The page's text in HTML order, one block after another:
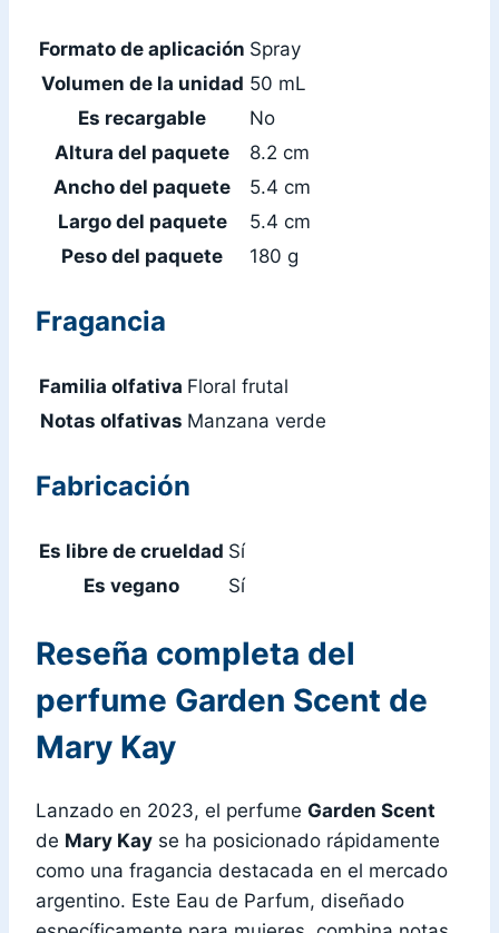
Formato de aplicación Spray
Volumen de la unidad 50 mL
Es recargable
No
Altura del paquete
8.2 cm
Ancho del paquete
5.4 cm
Largo del paquete
5.4 cm
Peso del paquete
180 g
Fragancia
Familia olfativa Floral frutal
Notas olfativas Manzana verde
Fabricación
Es libre de crueldad Sí
Es vegano
Sí
Reseña completa del
perfume Garden Scent de
Mary Kay
Lanzado en 2023, el perfume Garden Scent
de Mary Kay se ha posicionado rápidamente
como una fragancia destacada en el mercado
argentino. Este Eau de Parfum, diseñado